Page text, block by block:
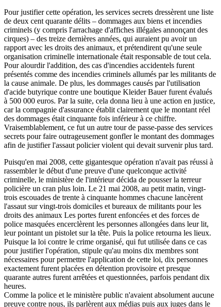
Pour justifier cette opération, les services secrets dressèrent une liste
de deux cent quarante délits – dommages aux biens et incendies
criminels (y compris l'arrachage d'affiches illégales annonçant des
cirques) – des treize dernières années, qui auraient pu avoir un
rapport avec les droits des animaux, et prétendirent qu'une seule
organisation criminelle internationale était responsable de tout cela.
Pour alourdir l'addition, des cas d'incendies accidentels furent
présentés comme des incendies criminels allumés par les militants de
la cause animale. De plus, les dommages causés par l'utilisation
d'acide butyrique contre une boutique Kleider Bauer furent évalués
à 500 000 euros. Par la suite, cela donna lieu à une action en justice,
car la compagnie d'assurance établit clairement que le montant réel
des dommages était cinquante fois inférieur à ce chiffre.
Vraisemblablement, ce fut un autre tour de passe-passe des services
secrets pour faire outrageusement gonfler le montant des dommages
afin de justifier l'assaut policier violent qui devait survenir plus tard.
Puisqu'en mai 2008, cette gigantesque opération n'avait pas réussi à
rassembler le début d'une preuve d'une quelconque activité
criminelle, le ministère de l'intérieur décida de pousser la terreur
policière un cran plus loin. Le 21 mai 2008, au petit matin, vingt-
trois escouades de trente à cinquante hommes chacune lancèrent
l'assaut sur vingt-trois domiciles et bureaux de militants pour les
droits des animaux Les portes furent enfoncées et des forces de
police masquées encerclèrent les personnes allongées dans leur lit,
leur pointant un pistolet sur la tête. Puis la police retourna les lieux.
Puisque la loi contre le crime organisé, qui fut utilisée dans ce cas
pour justifier l'opération, stipule qu'au moins dix membres sont
nécessaires pour permettre l'application de cette loi, dix personnes
exactement furent placées en détention provisoire et presque
quarante autres furent arrêtées et questionnées, parfois pendant dix
heures.
Comme la police et le ministère public n'avaient absolument aucune
preuve contre nous, ils parlèrent aux médias puis aux juges dans le